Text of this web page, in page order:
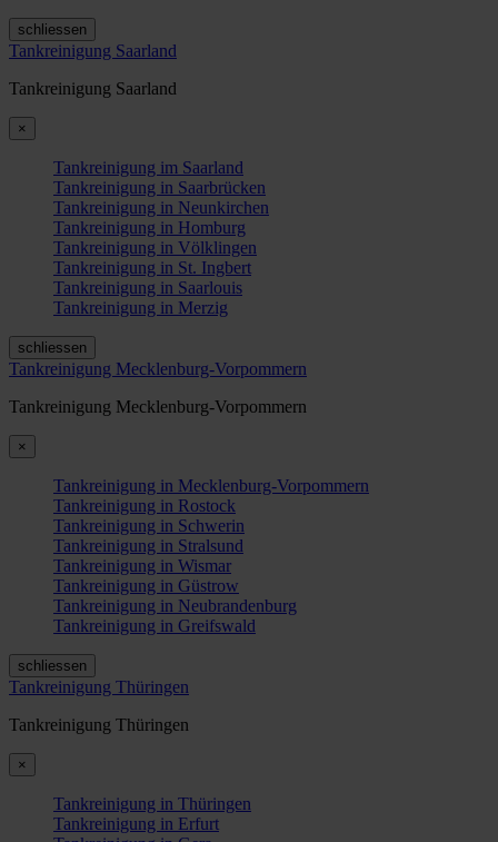
schliessen
Tankreinigung Saarland
Tankreinigung Saarland
×
Tankreinigung im Saarland
Tankreinigung in Saarbrücken
Tankreinigung in Neunkirchen
Tankreinigung in Homburg
Tankreinigung in Völklingen
Tankreinigung in St. Ingbert
Tankreinigung in Saarlouis
Tankreinigung in Merzig
schliessen
Tankreinigung Mecklenburg-Vorpommern
Tankreinigung Mecklenburg-Vorpommern
×
Tankreinigung in Mecklenburg-Vorpommern
Tankreinigung in Rostock
Tankreinigung in Schwerin
Tankreinigung in Stralsund
Tankreinigung in Wismar
Tankreinigung in Güstrow
Tankreinigung in Neubrandenburg
Tankreinigung in Greifswald
schliessen
Tankreinigung Thüringen
Tankreinigung Thüringen
×
Tankreinigung in Thüringen
Tankreinigung in Erfurt